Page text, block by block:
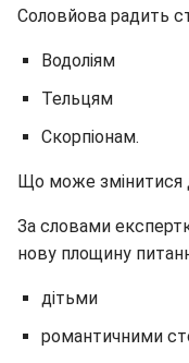
Соловйова радить
Водоліям
Тельцям
Скорпіонам.
Що може змінитися
За словами
нову площину
дітьми
романтичними